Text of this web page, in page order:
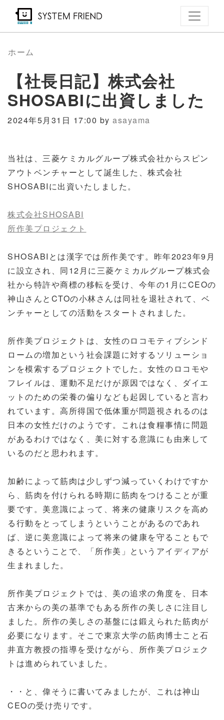
ン
コ
ツ
に
ホーム
【社長日記】株式会社
SHOSABIに出資しました
2024年5月31日 17:00 by asayama
当社は、三菱ケミカルグループ株式会社からスピン
アウトベンチャーとして誕生した、株式会社
SHOSABIに出資いたしました。
株式会社SHOSABI
所作美プロジェクト
SHOSABIとは漢字では所作美です。昨年2023年9月
に設立され、同12月に三菱ケミカルグループ株式会
社から特許や商標の移転を受け、今年の1月にCEOの
神山さんとCTOの小林さんは同社を退社されて、ベ
ンチャーとしての活動をスタートされました。
所作美プロジェクトは、女性のロコモティブシンド
ロームの増加という社会課題に対するソリューショ
ンを模索するプロジェクトでした。女性のロコモや
フレイルは、運動不足だけが原因ではなく、ダイエ
ットのための栄養の偏りなども起因していると言わ
れています。高所得国で低体重が問題視されるのは
日本の女性だけのようです。これは食糧事情に問題
があるわけではなく、美に対する意識にも由来して
いるのだと思われます。
加齢によって筋肉は少しずつ減っていくわけですか
ら、筋肉を付けられる時期に筋肉をつけることが重
要です。美意識によって、将来の健康リスクを高め
る行動をとってしまうということがあるのであれ
ば、逆に美意識によって将来の健康を守ることもで
きるということで、「所作美」というアイディアが
生まれました。
所作美プロジェクトでは、美の追求の角度を、日本
古来からの美の基準でもある所作の美しさに注目し
ました。所作の美しさの基盤には鍛えられた筋肉が
必要になります。そこで東京大学の筋肉博士こと石
井直方教授の指導を受けながら、所作美プロジェク
トは進められていました。
・・と、偉そうに書いてみましたが、これは神山
CEOの受け売りです。